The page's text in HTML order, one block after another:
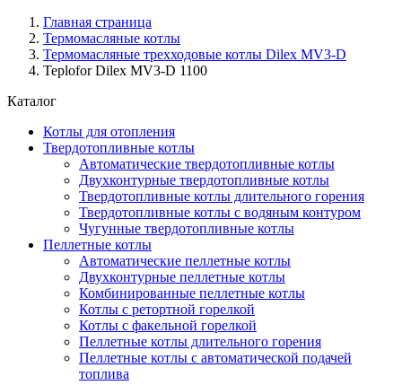
Главная страница
Термомасляные котлы
Термомасляные трехходовые котлы Dilex MV3-D
Teplofor Dilex MV3-D 1100
Каталог
Котлы для отопления
Твердотопливные котлы
Автоматические твердотопливные котлы
Двухконтурные твердотопливные котлы
Твердотопливные котлы длительного горения
Твердотопливные котлы с водяным контуром
Чугунные твердотопливные котлы
Пеллетные котлы
Автоматические пеллетные котлы
Двухконтурные пеллетные котлы
Комбинированные пеллетные котлы
Котлы с ретортной горелкой
Котлы с факельной горелкой
Пеллетные котлы длительного горения
Пеллетные котлы с автоматической подачей
топлива